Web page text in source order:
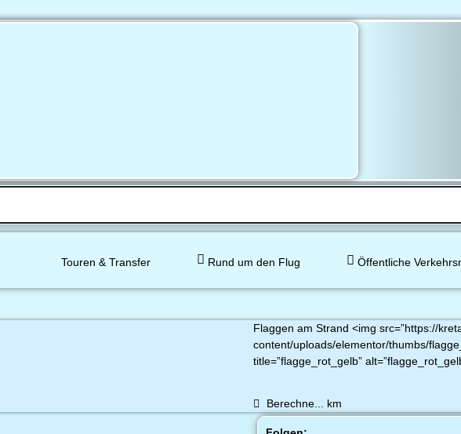
Touren & Transfer Rund um den Flug Öffentliche
Flaggen am Strand <img src=”https://
content/uploads/elementor/thumbs/
title=”flagge_rot_gelb”
Berechne... km